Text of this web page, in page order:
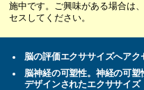
施中です。ご興味がある場合は、
セスしてください。
脳の評価エクササイズへアク
脳神経の可塑性。神経の可
デザインされたエクササイズ